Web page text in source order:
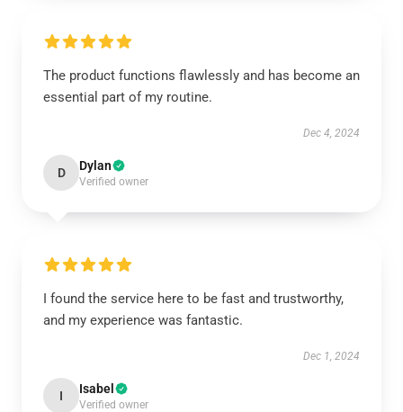
The product functions flawlessly and has become an
essential part of my routine.
Dec 4, 2024
D Dylan
Verified owner
I found the service here to be fast and trustworthy,
and my experience was fantastic.
Dec 1, 2024
I Isabel
Verified owner